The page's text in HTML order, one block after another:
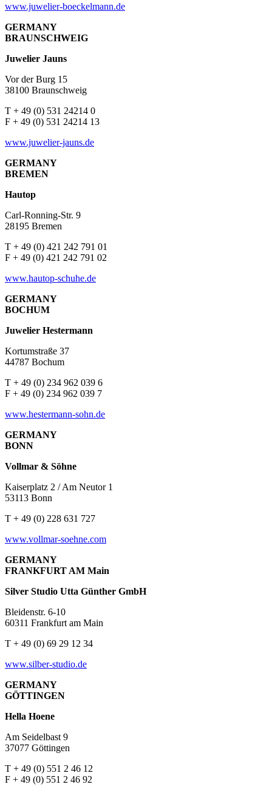
www.juwelier-boeckelmann.de
GERMANY
BRAUNSCHWEIG
Juwelier Jauns
Vor der Burg 15
38100 Braunschweig
T + 49 (0) 531 24214 0
F + 49 (0) 531 24214 13
www.juwelier-jauns.de
GERMANY
BREMEN
Hautop
Carl-Ronning-Str. 9
28195 Bremen
T + 49 (0) 421 242 791 01
F + 49 (0) 421 242 791 02
www.hautop-schuhe.de
GERMANY
BOCHUM
Juwelier Hestermann
Kortumstraße 37
44787 Bochum
T + 49 (0) 234 962 039 6
F + 49 (0) 234 962 039 7
www.hestermann-sohn.de
GERMANY
BONN
Vollmar & Söhne
Kaiserplatz 2 / Am Neutor 1
53113 Bonn
T + 49 (0) 228 631 727
www.vollmar-soehne.com
GERMANY
FRANKFURT AM Main
Silver Studio Utta Günther GmbH
Bleidenstr. 6-10
60311 Frankfurt am Main
T + 49 (0) 69 29 12 34
www.silber-studio.de
GERMANY
GÖTTINGEN
Hella Hoene
Am Seidelbast 9
37077 Göttingen
T + 49 (0) 551 2 46 12
F + 49 (0) 551 2 46 92